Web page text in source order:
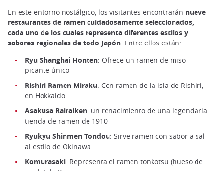
En este entorno nostálgico, los visitantes encontrarán nueve
restaurantes de ramen cuidadosamente seleccionados,
cada uno de los cuales representa diferentes estilos y
sabores regionales de todo Japón. Entre ellos están:
Ryu Shanghai Honten: Ofrece un ramen de miso
picante único
Rishiri Ramen Miraku: Con ramen de la isla de Rishiri,
en Hokkaido
Asakusa Rairaiken: un renacimiento de una legendaria
tienda de ramen de 1910
Ryukyu Shinmen Tondou: Sirve ramen con sabor a sal
al estilo de Okinawa
Komurasaki: Representa el ramen tonkotsu (hueso de